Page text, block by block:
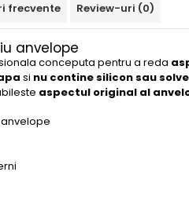
frecvente Review-uri (0)
anvelope
conceputa pentru a reda
si nu contine silicon sau
aspectul original al